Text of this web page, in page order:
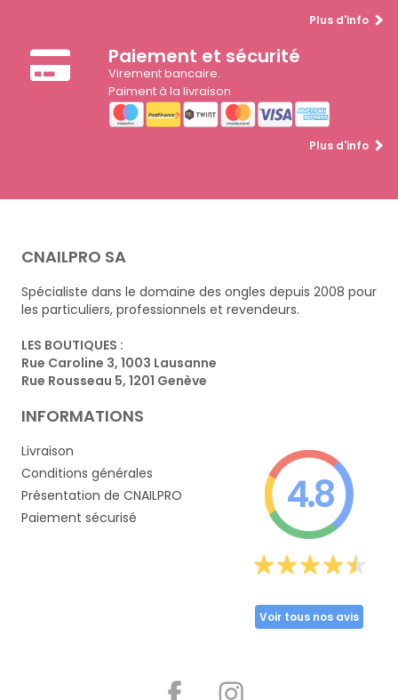
Plus d'info
Paiement et sécurité
Virement bancaire.
Paiment à la livraison
Plus d'info
CNAILPRO SA
Spécialiste dans le domaine des ongles depuis 2008 pour
les particuliers, professionnels et revendeurs.
LES BOUTIQUES :
Rue Caroline 3, 1003 Lausanne
Rue Rousseau 5, 1201 Genève
INFORMATIONS
Livraison
Conditions générales
Présentation de CNAILPRO
Paiement sécurisé
4.8
Voir tous nos avis